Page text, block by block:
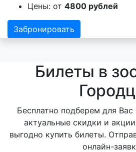
Цены: от 4800 рублей
Забронировать
Билеты в
Бесплатно подберем для
актуальные скидки и
выгодно купить билеты.
онлайн-